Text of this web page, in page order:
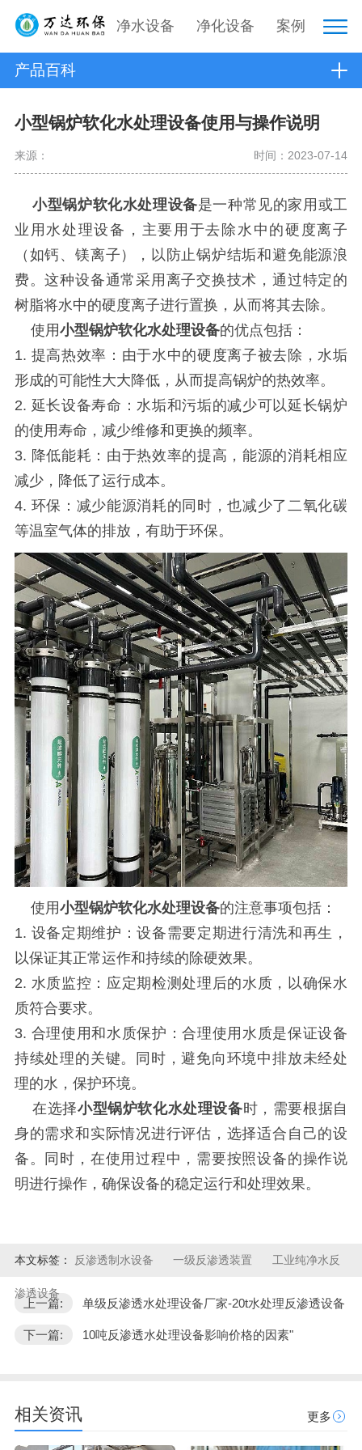
净水设备 净化设备 案例
产品百科
小型锅炉软化水处理设备使用与操作说明
来源： 时间：2023-07-14
小型锅炉软化水处理设备是一种常见的家用或工
业用水处理设备，主要用于去除水中的硬度离子
（如钙、镁离子），以防止锅炉结垢和避免能源浪
费。这种设备通常采用离子交换技术，通过特定的
树脂将水中的硬度离子进行置换，从而将其去除。
使用小型锅炉软化水处理设备的优点包括：
1. 提高热效率：由于水中的硬度离子被去除，水垢
形成的可能性大大降低，从而提高锅炉的热效率。
2. 延长设备寿命：水垢和污垢的减少可以延长锅炉
的使用寿命，减少维修和更换的频率。
3. 降低能耗：由于热效率的提高，能源的消耗相应
减少，降低了运行成本。
4. 环保：减少能源消耗的同时，也减少了二氧化碳
等温室气体的排放，有助于环保。
使用小型锅炉软化水处理设备的注意事项包括：
1. 设备定期维护：设备需要定期进行清洗和再生，
以保证其正常运作和持续的除硬效果。
2. 水质监控：应定期检测处理后的水质，以确保水
质符合要求。
3. 合理使用和水质保护：合理使用水质是保证设备
持续处理的关键。同时，避免向环境中排放未经处
理的水，保护环境。
在选择小型锅炉软化水处理设备时，需要根据自
身的需求和实际情况进行评估，选择适合自己的设
备。同时，在使用过程中，需要按照设备的操作说
明进行操作，确保设备的稳定运行和处理效果。
本文标签： 反渗透制水设备 一级反渗透装置 工业纯净水反
渗透设备
上一篇: 单级反渗透水处理设备厂家-20t水处理反渗透设备
下一篇: 10吨反渗透水处理设备影响价格的因素"
相关资讯 更多